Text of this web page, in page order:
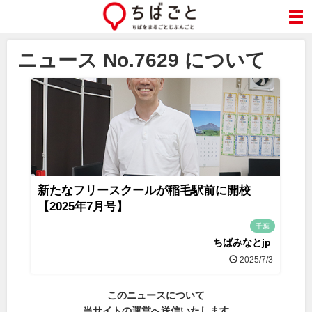
ニュース No.7629 について
新たなフリースクールが稲毛駅前に開校
【2025年7月号】
千葉
ちばみなとjp
2025/7/3
このニュースについて